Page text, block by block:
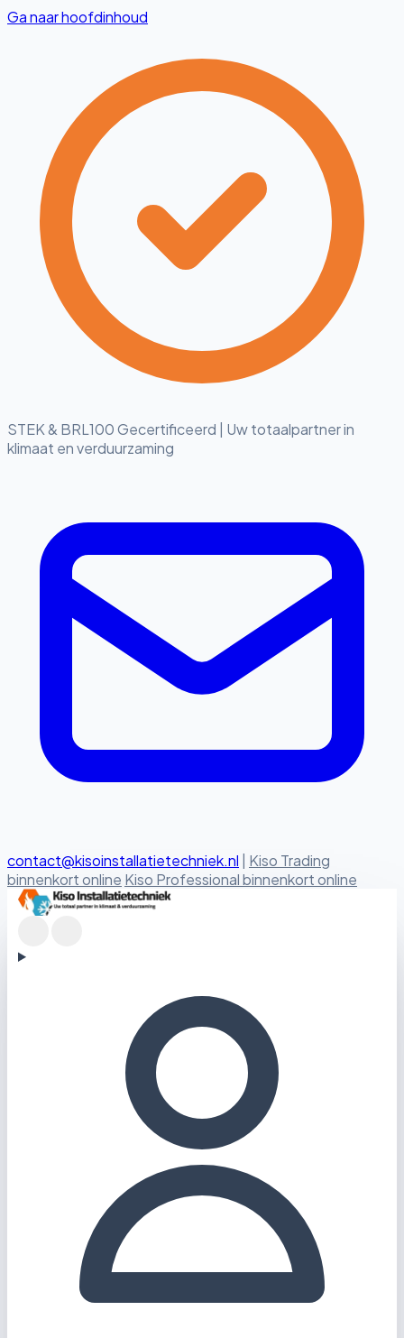
Ga naar hoofdinhoud
STEK & BRL100 Gecertificeerd
Uw totaalpartner in
klimaat en verduurzaming
contact@kisoinstallatietechniek.nl
Kiso Trading
binnenkort online Kiso Professional binnenkort online